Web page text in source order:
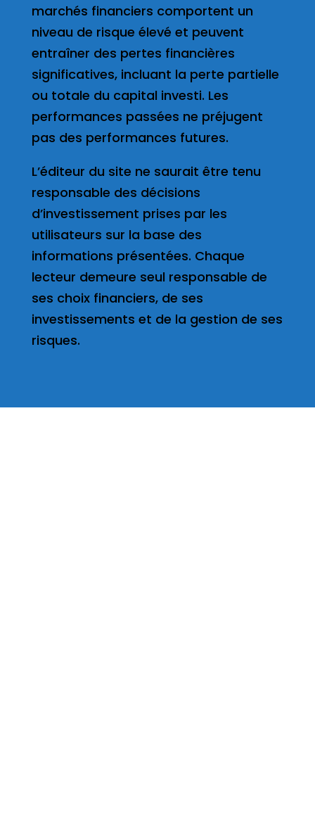
marchés financiers comportent un
niveau de risque élevé et peuvent
entraîner des pertes financières
significatives, incluant la perte partielle
ou totale du capital investi. Les
performances passées ne préjugent
pas des performances futures.
L’éditeur du site ne saurait être tenu
responsable des décisions
d’investissement prises par les
utilisateurs sur la base des
informations présentées. Chaque
lecteur demeure seul responsable de
ses choix financiers, de ses
investissements et de la gestion de ses
risques.